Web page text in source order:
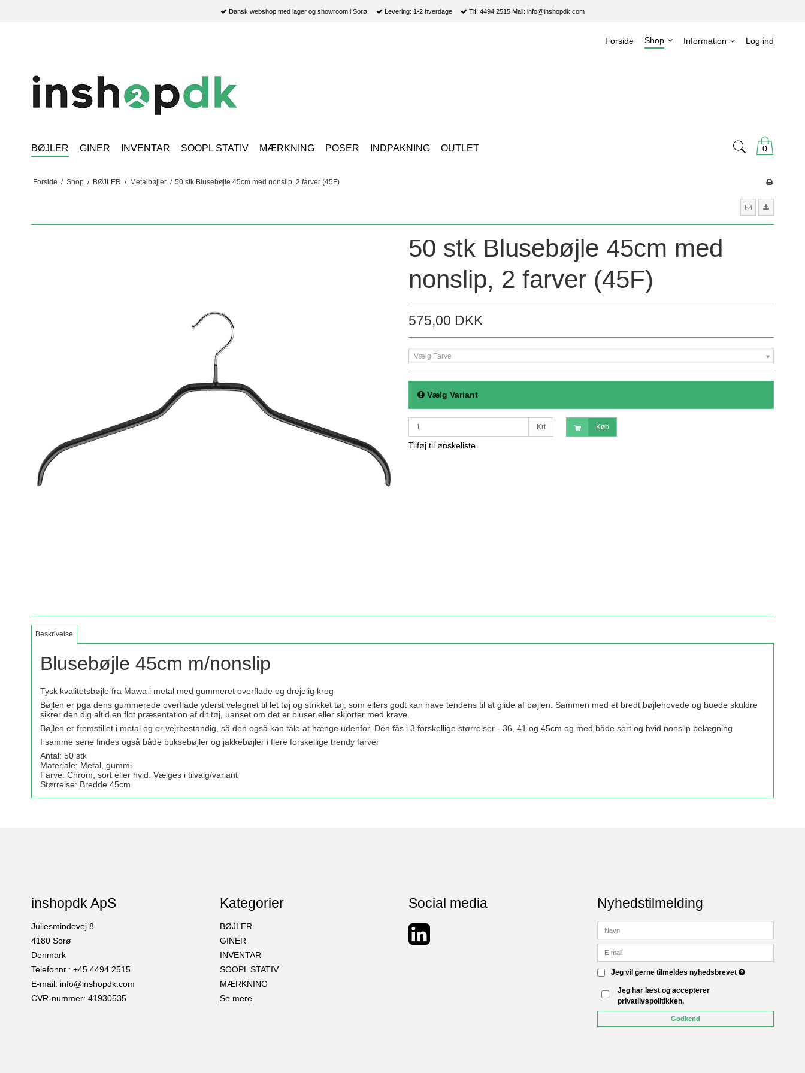
Dansk webshop med lager og showroom i Sorø Levering: 1-2 hverdage Tlf: 4494 2515 Mail: info@inshopdk.com
Forside Shop Information Log ind
0
BØJLER GINER INVENTAR SOOPL STATIV MÆRKNING POSER INDPAKNING OUTLET
Forside / Shop / BØJLER / Metalbøjler / 50 stk Blusebøjle 45cm med nonslip, 2 farver (45F)
50 stk Blusebøjle 45cm med
nonslip, 2 farver (45F)
575,00 DKK
Vælg Farve
Vælg Variant
Krt Køb
Tilføj til ønskeliste
Beskrivelse
Blusebøjle 45cm m/nonslip
Tysk kvalitetsbøjle fra Mawa i metal med gummeret overflade og drejelig krog
Bøjlen er pga dens gummerede overflade yderst velegnet til let tøj og strikket tøj, som ellers godt kan have tendens til at glide af bøjlen. Sammen med et bredt bøjlehovede og buede skuldre
sikrer den dig altid en flot præsentation af dit tøj, uanset om det er bluser eller skjorter med krave.
Bøjlen er fremstillet i metal og er vejrbestandig, så den også kan tåle at hænge udenfor. Den fås i 3 forskellige størrelser - 36, 41 og 45cm og med både sort og hvid nonslip belægning
I samme serie findes også både buksebøjler og jakkebøjler i flere forskellige trendy farver
Antal: 50 stk
Materiale: Metal, gummi
Farve: Chrom, sort eller hvid. Vælges i tilvalg/variant
Størrelse: Bredde 45cm
inshopdk ApS
Juliesmindevej 8
4180 Sorø
Denmark
Telefonnr. : +45 4494 2515
E-mail: info@inshopdk.com
CVR-nummer: 41930535
Kategorier
BØJLER
GINER
INVENTAR
SOOPL STATIV
MÆRKNING
Se mere
Social media Nyhedstilmelding
Jeg vil gerne tilmeldes nyhedsbrevet
Jeg har læst og accepterer
privatlivspolitikken.
Godkend